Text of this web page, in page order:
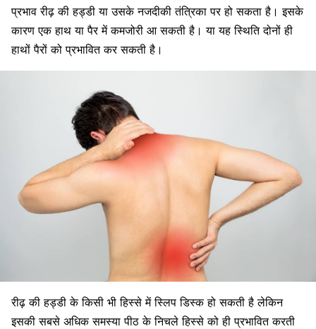
प्रभाव रीढ़ की हड्डी या उसके नजदीकी तंत्रिका पर हो सकता है। इसके
कारण एक हाथ या पैर में कमजोरी आ सकती है। या यह स्थिति दोनों ही
हाथों पैरों को प्रभावित कर सकती है।
रीढ़ की हड्डी के किसी भी हिस्से में स्लिप डिस्क हो सकती है लेकिन
इसकी सबसे अधिक समस्या पीठ के निचले हिस्से को ही प्रभावित करती